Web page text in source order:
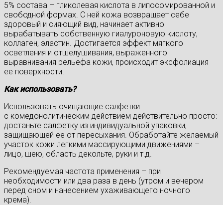
5% состава – гликолевая кислота в липосомированной и
свободной формах. С ней кожа возвращает себе
здоровый и сияющий вид, начинает активно
вырабатывать собственную гиалуроновую кислоту,
коллаген, эластин. Достигается эффект мягкого
осветления и отшелушивания, выраженного
выравнивания рельефа кожи, происходит эксфолиация
ее поверхности.
Как использовать?
Использовать очищающие салфетки
с комедонолитическим действием действительно просто:
достаньте салфетку из индивидуальной упаковки,
защищающей ее от пересыхания. Обработайте желаемый
участок кожи легкими массирующими движениями –
лицо, шею, область декольте, руки и т.д.
Рекомендуемая частота применения – при
необходимости или два раза в день (утром и вечером
перед сном и нанесением ухаживающего ночного
крема).